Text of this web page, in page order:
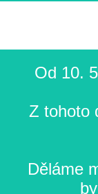
Od 10.
Z tohoto
Děláme